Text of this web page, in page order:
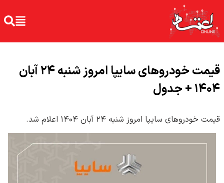
قیمت خودرو‌های سایپا امروز شنبه ۲۴ آبان
۱۴۰۴ + جدول
قیمت خودرو‌های سایپا امروز شنبه ۲۴ آبان ۱۴۰۴ اعلام شد.